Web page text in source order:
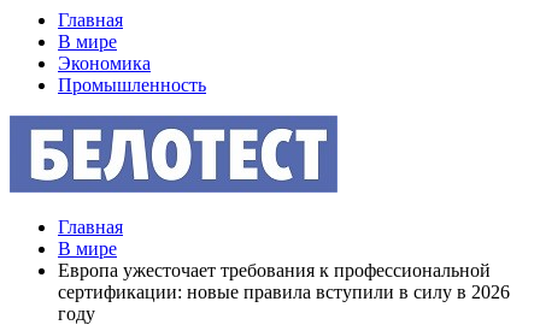
Главная
В мире
Экономика
Промышленность
Главная
В мире
Европа ужесточает требования к профессиональной
сертификации: новые правила вступили в силу в 2026
году